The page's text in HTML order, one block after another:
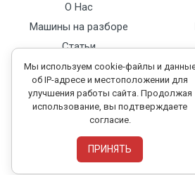
Мы используем cookie-файлы и
об IP-адресе и местоположении для
улучшения работы сайта. Продолжая
использование, вы подтверждаете
согласие.
ПРИНЯТЬ
О Нас
Машины на разборе
Статьи
Каталог запчастей
Контакты
Политика
конфиденциальности